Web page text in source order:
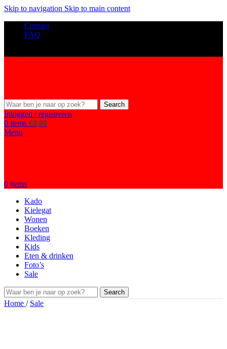
Skip to navigation Skip to main content
Contact
FAQ
Search
Inloggen / registreren
0 items €0,00
Menu
0 items
Kado
Kielegat
Wonen
Boeken
Kleding
Kids
Eten & drinken
Foto’s
Sale
Search
Home / Sale